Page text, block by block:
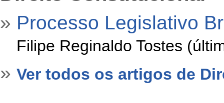
» Processo Legislativo
Filipe Reginaldo Tostes
» Ver todos os artigos de